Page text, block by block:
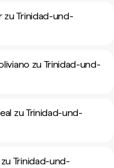
zu Trinidad-und-
zu Trinidad-und-
zu Trinidad-und-
Trinidad-und-